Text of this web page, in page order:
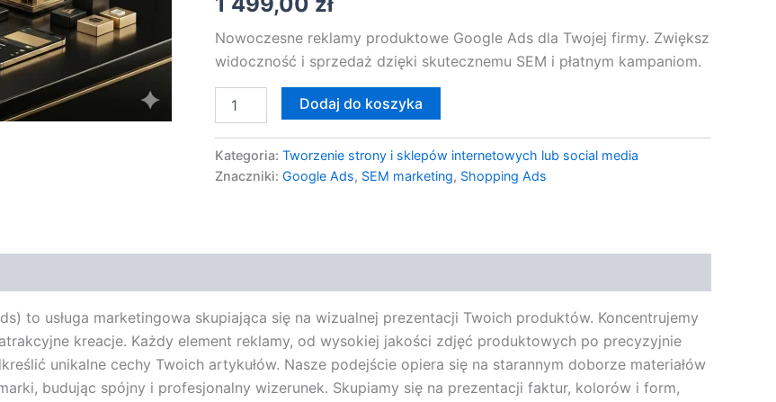
Nowoczesne reklamy produktowe Google Ads dla Twojej firmy. Zwiększ
widoczność i sprzedaż dzięki skutecznemu SEM i płatnym kampaniom.
Ads
Dodaj do koszyka
Kategoria: Tworzenie strony i sklepów internetowych lub social media
Znaczniki: Google Ads, SEM marketing, Shopping Ads
to usługa marketingowa skupiająca się na wizualnej prezentacji Twoich produktów. Koncentrujemy
kreacje. Każdy element reklamy, od wysokiej jakości zdjęć produktowych po precyzyjnie
unikalne cechy Twoich artykułów. Nasze podejście opiera się na starannym doborze materiałów
budując spójny i profesjonalny wizerunek. Skupiamy się na prezentacji faktur, kolorów i form,